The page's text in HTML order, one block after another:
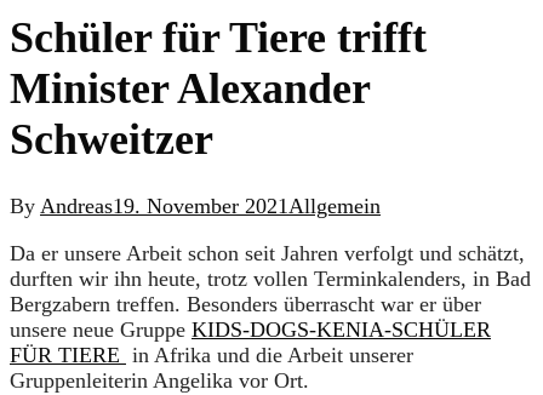
Schüler für Tiere trifft
Minister Alexander
Schweitzer
By Andreas19. November 2021Allgemein
Da er unsere Arbeit schon seit Jahren verfolgt und schätzt,
durften wir ihn heute, trotz vollen Terminkalenders, in Bad
Bergzabern treffen. Besonders überrascht war er über
unsere neue Gruppe KIDS-DOGS-KENIA-SCHÜLER
FÜR TIERE in Afrika und die Arbeit unserer
Gruppenleiterin Angelika vor Ort.